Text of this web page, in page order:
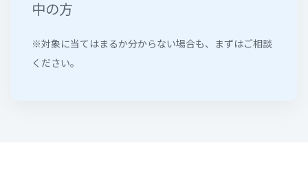
中の方
※対象に当てはまるか分からない場合も、まずはご相談
ください。